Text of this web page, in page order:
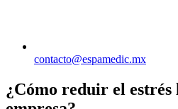
contacto@espamedic.mx
¿Cómo reduir el